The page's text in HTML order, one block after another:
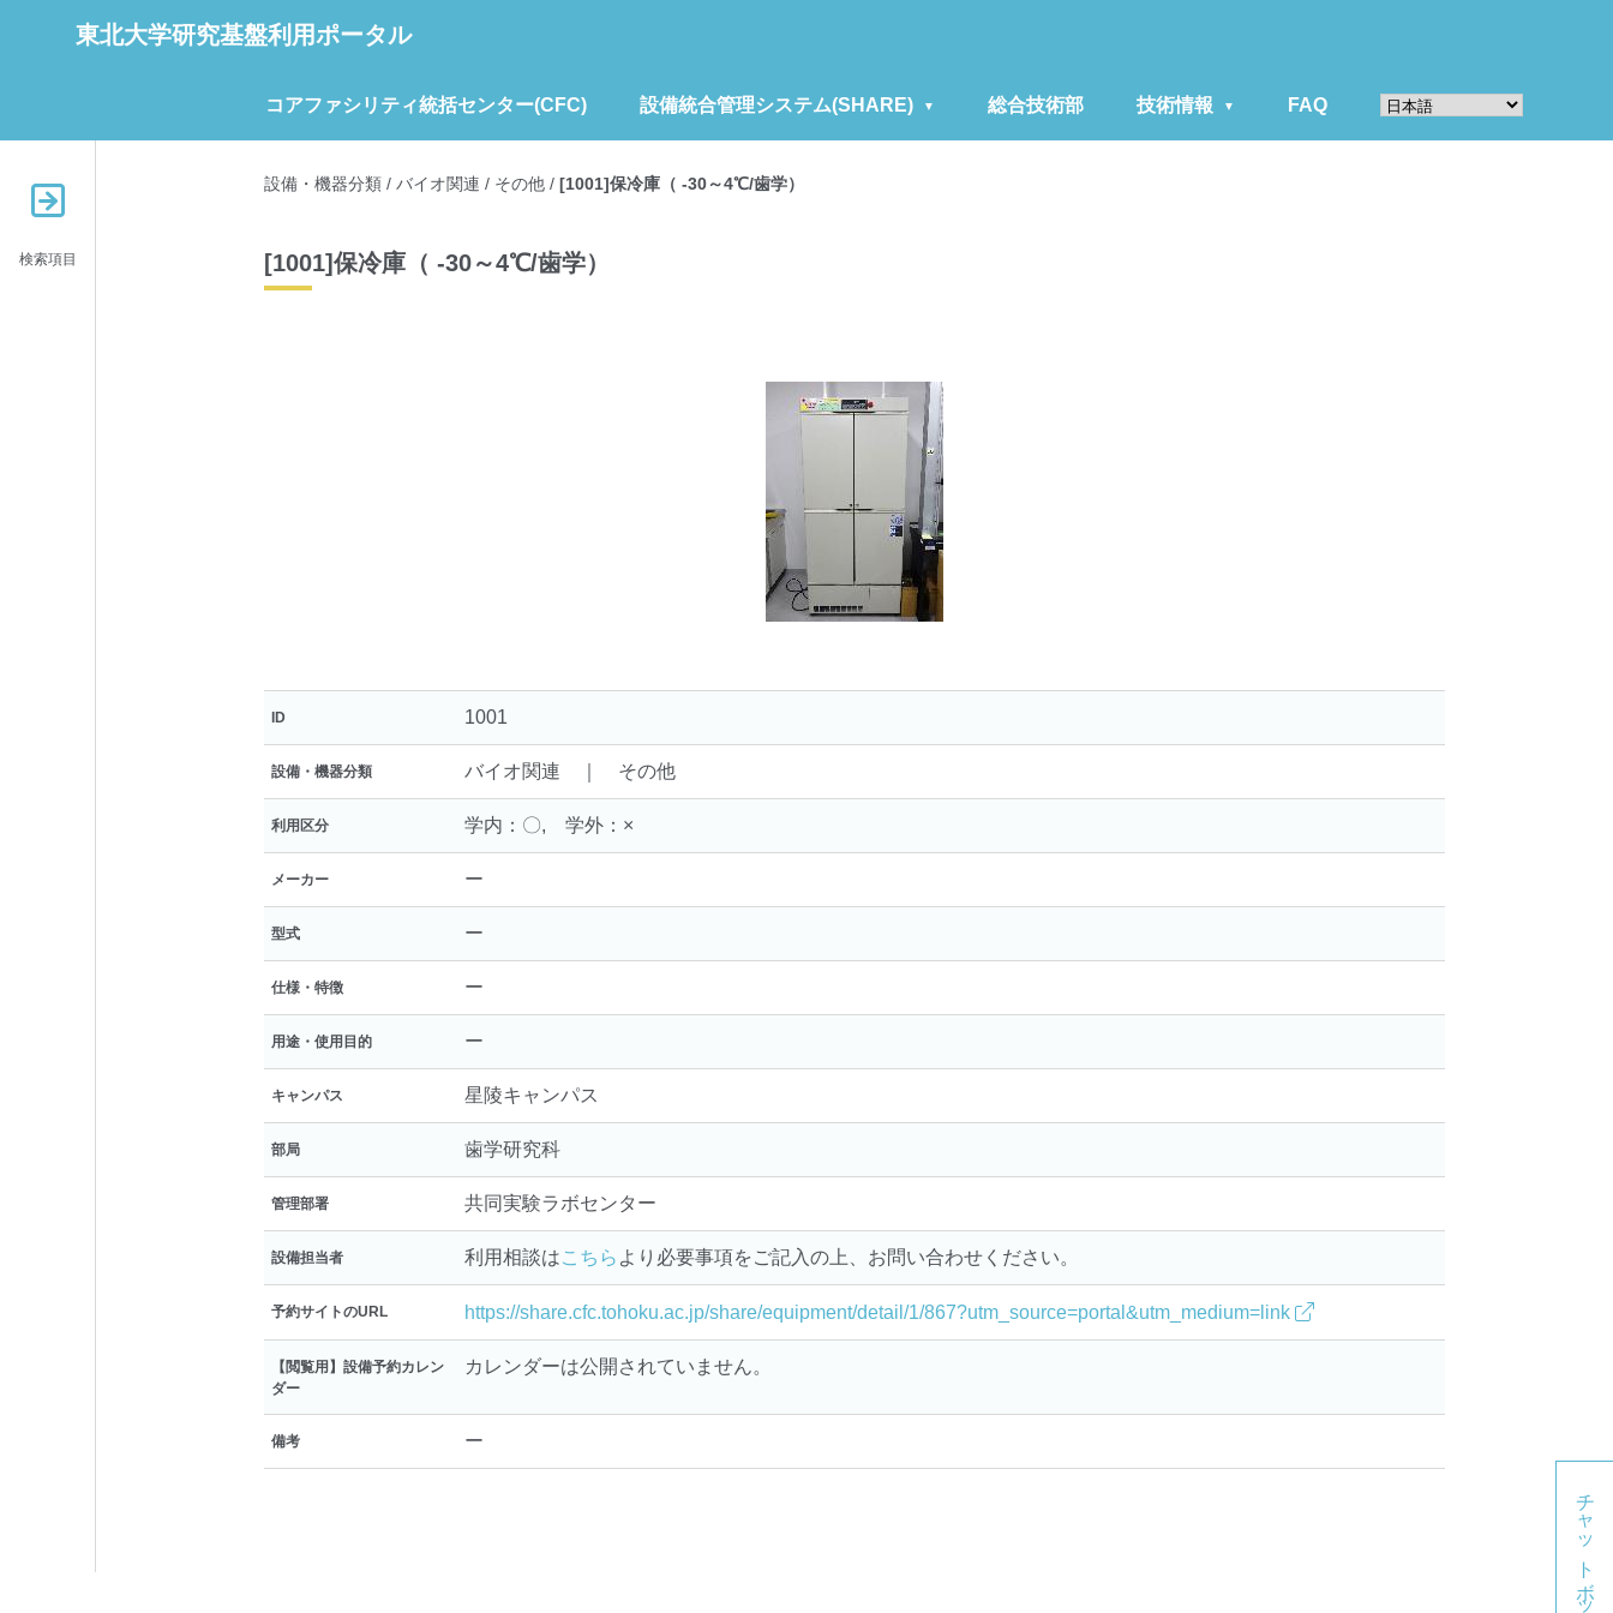
東北大学研究基盤利用ポータル
コアファシリティ統括センター(CFC) 設備統合管理システム(SHARE) 総合技術部 技術情報 FAQ
検索項目
設備・機器分類 / バイオ関連 / その他 / [1001]保冷庫（ -30～4℃/歯学）
[1001]保冷庫（ -30～4℃/歯学）
ID 1001
設備・機器分類 バイオ関連 ｜ その他
利用区分 学内：〇, 学外：×
メーカー ー
型式 ー
仕様・特徴 ー
用途・使用目的 ー
キャンパス 星陵キャンパス
部局 歯学研究科
管理部署 共同実験ラボセンター
設備担当者 利用相談はこちら より必要事項をご記入の上、お問い合わせください。
予約サイトのURL https://share.cfc.tohoku.ac.jp/share/equipment/detail/1/867?utm_source=portal&utm_medium=link
【閲覧用】設備予約カレン
ダー
カレンダーは公開されていません。
備考 ー
チャットボット